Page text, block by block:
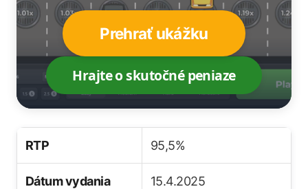
Prehrať ukážku
Hrajte o skutočné peniaze
RTP 95,5%
Dátum vydania 15.4.2025